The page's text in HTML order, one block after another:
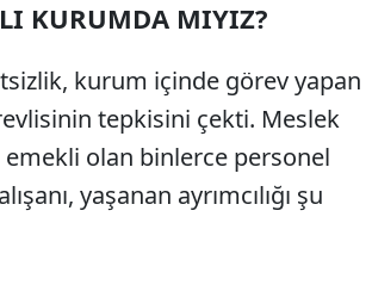
KURUMDA MIYIZ?
kurum içinde görev yapan
tepkisini çekti. Meslek
olan binlerce personel
yaşanan ayrımcılığı şu